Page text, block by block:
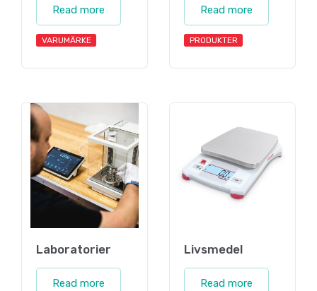
Read more
VARUMÄRKE
Read more
PRODUKTER
Laboratorier
Read more
Livsmedel
Read more